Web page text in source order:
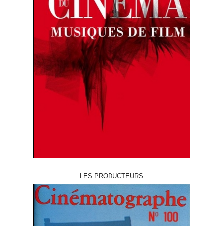
LES PRODUCTEURS